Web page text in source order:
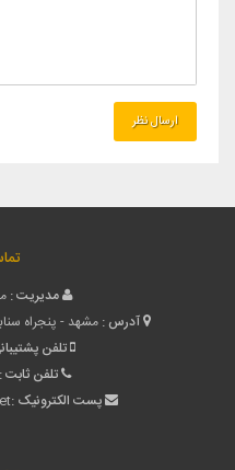
مدیریت :
آدرس : مشهد - پنجراه
تلفن
تلفن ثابت :
پست الکترونیک :